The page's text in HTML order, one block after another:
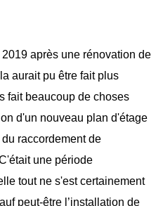
après une rénovation de
aurait pu être fait plus
fait beaucoup de choses
d'un nouveau plan d'étage
raccordement de
une période
tout ne s'est certainement
peut-être l’installation de